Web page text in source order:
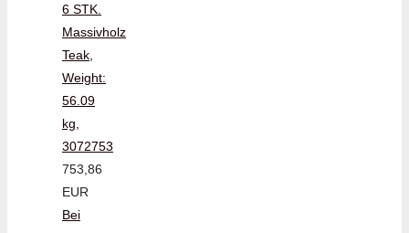
6 STK.
Massivholz
Teak,
Weight:
56.09
kg,
3072753
753,86
EUR
Bei